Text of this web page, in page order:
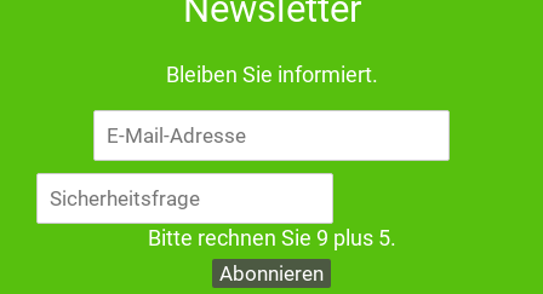
Newsletter
Bleiben Sie informiert.
E-
Mail-
Adresse
Bitte rechnen Sie 9 plus 5.